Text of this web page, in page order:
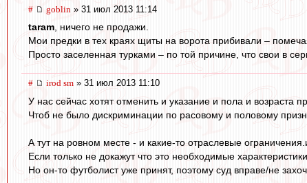
# goblin » 31 июл 2013 11:14
taram, ничего не продажи.
Мои предки в тех краях щиты на ворота прибивали –
Просто заселенная турками – по той причине, что свои в
# irod sm » 31 июл 2013 11:10
У нас сейчас хотят отменить и указание и пола и возраста
Чтоб не было дискриминации по расовому и половому
А тут на ровном месте - и какие-то отраслевые
Если только не докажут что это необходимые
Но он-то футболист уже принят, поэтому суд вправе/не